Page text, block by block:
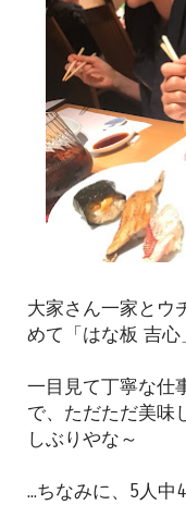
大家さん一家とウ
めて「はな板 吉心
一目見て丁寧な仕
で、ただただ美味
しぶりやな～
...ちなみに、5人